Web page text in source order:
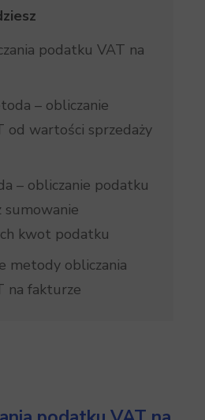
podatku VAT na
– obliczanie
od wartości sprzedaży
– obliczanie podatku
sumowanie
kwot podatku
metody obliczania
na fakturze